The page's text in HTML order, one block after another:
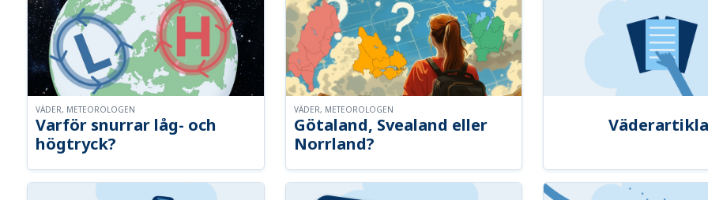
Varför snurrar låg- och
högtryck?
VÄDER, METEOROLOGEN
Götaland, Svealand eller
Norrland?
VÄDER, METEOROLOGEN